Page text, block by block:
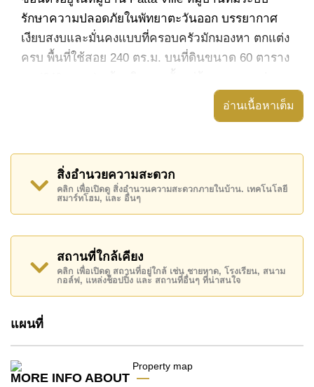
รักษาความปลอดภัยในพัทยาตะวันออก บรรยากาศ
เงียบสงบและมั่นคงแบบที่ครอบครัวมักมองหา ตกแต่ง
ครบ พื้นที่ใช้สอย 240 ตร.ม. บนที่ดินขนาด 60 ตาราง
3 ห้องนอน 3 ห้องน้ำ และห้องครัวสไตล์ยุโรป ทำให้
กันใช้ พร้อมเครื่องซักผ้า Smart TV และอินเทอร์เน็ต
ไฟเบอร์ที่พร้อมใช้งานทันที
ประตูรีโมทไฟฟ้าและกล้องวงจรปิด (CCTV) ดูแลราย
ละเอียดในชีวิตประจำวันให้อย่างครบถ้วน
ทำเลและสิ่งอำนวยความสะดวกใกล้เคียง
ตัวหมู่บ้านได้รับการดูแลเป็นอย่างดี มีฟิตเนส สระว่าย
อ่านเนื้อหาเต็ม
สิ่งอำนวยความสะดวก
คลิก เพื่อเปิดดู สิ่งอำนวนความสะดวกภายในบ้าน. เทคโนโลยี
สมาร์ทโฮม, และ อื่นๆ
สถานที่ใกล้เคียง
คลิก เพื่อเปิดดู สถานที่อยู่ใกล้ เช่น ชายหาด, โรงเรียน, สนาม
กอล์ฟ, แหล่งช็อปปิ้ง และ สถานที่อื่นๆ ที่น่าสนใจ
แผนที่
MORE INFO ABOUT